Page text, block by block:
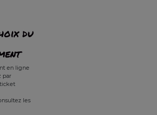
du
en ligne
par
les